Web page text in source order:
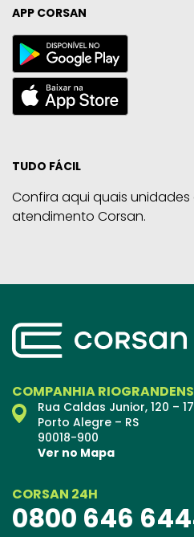
APP CORSAN
TUDO FÁCIL
Confira aqui quais
atendimento Corsan.
COMPANHIA
Rua Caldas Junior, 120 –
Porto Alegre – RS
90018-900
Ver no Mapa
CORSAN 24H
0800 646